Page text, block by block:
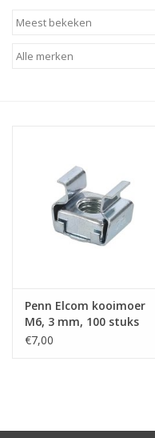
Opbergen
Verlichting
Kooimoeren
19 inch overig
Penn Elcom kooimoer
M6, 3 mm, 100 stuks
€7,00